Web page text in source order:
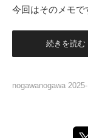
今回はそのメモで
続きを読む
nogawanogawa